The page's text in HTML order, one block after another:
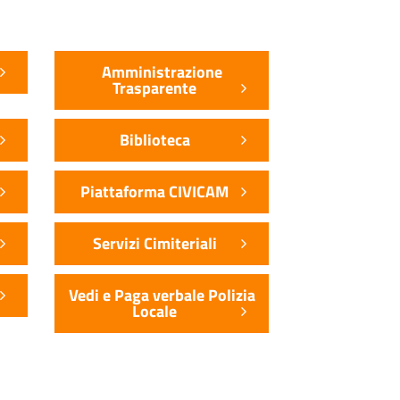
Amministrazione
Trasparente
Biblioteca
Piattaforma CIVICAM
Servizi Cimiteriali
Vedi e Paga verbale Polizia
Locale